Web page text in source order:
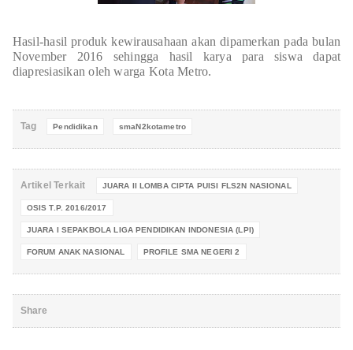
Hasil-hasil produk kewirausahaan akan dipamerkan pada bulan
November 2016 sehingga hasil karya para siswa dapat
diapresiasikan oleh warga Kota Metro.
Tag Pendidikan smaN2kotametro
Artikel Terkait JUARA II LOMBA CIPTA PUISI FLS2N NASIONAL
OSIS T.P. 2016/2017
JUARA I SEPAKBOLA LIGA PENDIDIKAN INDONESIA (LPI)
FORUM ANAK NASIONAL PROFILE SMA NEGERI 2
Share